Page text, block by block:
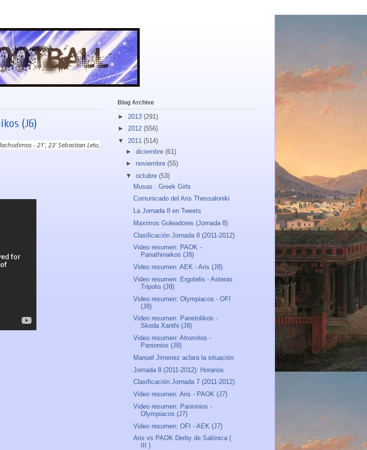
(J6)
- 21', 23' Sebastian Leto,
Blog Archive
► 2013 (291)
► 2012 (556)
▼ 2011 (514)
► diciembre (61)
► noviembre (55)
▼ octubre (53)
Musas : Greek Girls
Comunicado del Aris Thessaloniki
La Jornada 8 en Tweets
Maximos Goleadores (Jornada 8)
Clasificación Jornada 8 (2011-2012)
Video resumen: PAOK -
Panathinaikos (J8)
Video resumen: AEK - Aris (J8)
Video resumen: Ergotelis - Asteras
Tripolis (J8)
Video resumen: Olympiacos - OFI
(J8)
Video resumen: Panetolikos -
Skoda Xanthi (J8)
Video resumen: Atromitos -
Panionios (J8)
Manuel Jimenez aclara la situación
Jornada 8 (2011-2012): Horarios
Clasificación Jornada 7 (2011-2012)
Video resumen: Aris - PAOK (J7)
Video resumen: Panionios -
Olympiacos (J7)
Video resumen: OFI - AEK (J7)
Aris vs PAOK Derby de Salónica (
III )